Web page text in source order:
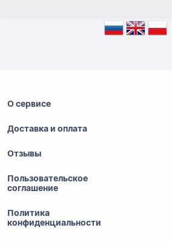
О сервисе
Доставка и оплата
Отзывы
Пользовательское
соглашение
Политика
конфиденциальности